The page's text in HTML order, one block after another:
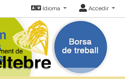
Idioma Accedir